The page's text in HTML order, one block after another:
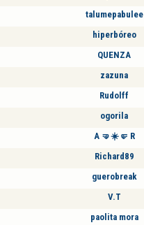
talumepabulee
hiperbóreo
QUENZA
zazuna
Rudolff
ogorila
A 🤜☀️🤛 R
Richard89
guerobreak
V.T
paolita mora